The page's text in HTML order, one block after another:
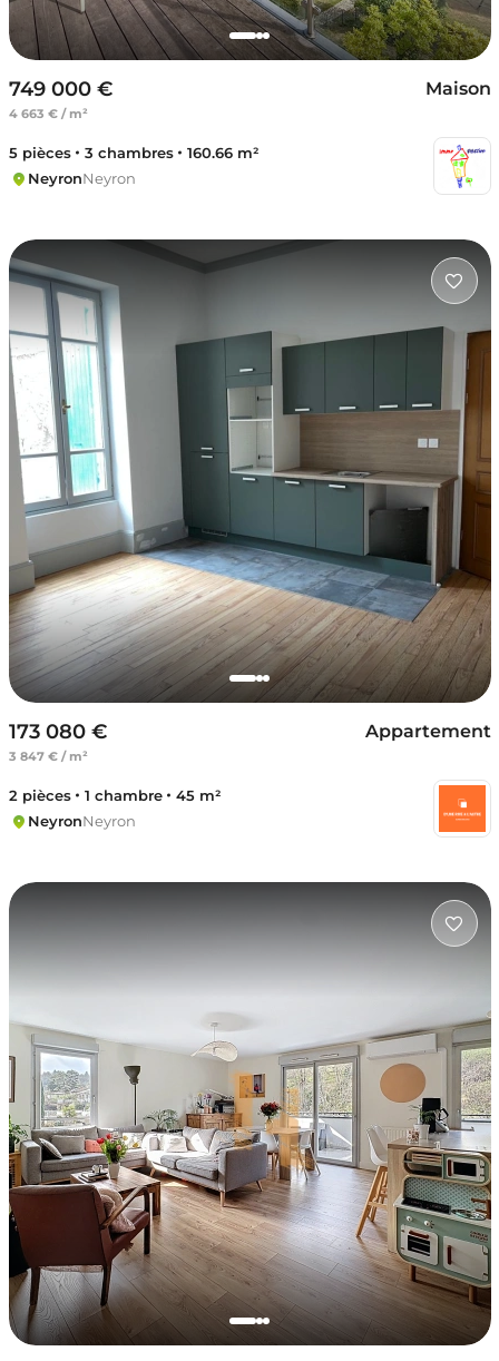
749 000 €
4 663 € / m²
Maison
5 pièces 3 chambres
160.66 m²
NeyronNeyron
173 080 €
3 847 € / m²
Appartement
2 pièces 1 chambre
45 m²
NeyronNeyron